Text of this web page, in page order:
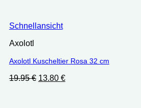
Schnellansicht
Axolotl
Axolotl Kuscheltier Rosa 32 cm
19.95€ Ursprünglicher
13.80 €Aktueller